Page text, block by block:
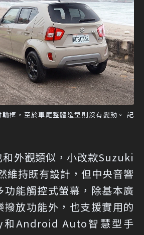
框，至於車尾整體造型則沒有變動。 記
和外觀類似，小改款Suzuki
維持既有設計，但中央音響
功能觸控式螢幕，除基本廣
撥放功能外，也支援實用的
和Android Auto智慧型手